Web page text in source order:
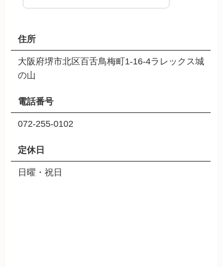
住所
大阪府堺市北区百舌鳥梅町1-16-4ラレックス城
の山
電話番号
072-255-0102
定休日
日曜・祝日